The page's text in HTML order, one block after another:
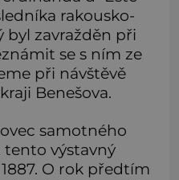
rakousko-
zavražděn při
se s ním ze
při návštěvě
Benešova.
samotného
tento výstavný
O rok předtím